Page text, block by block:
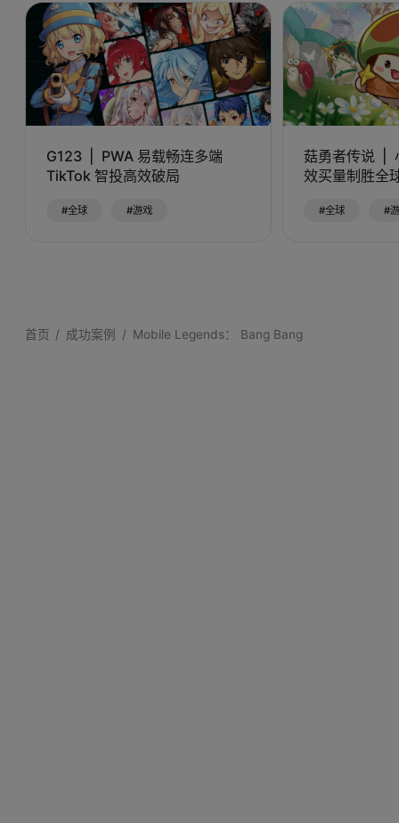
G123
PWA 易载畅连多端
TikTok 智投高效破局
#全球 #游戏
菇勇者传说
效买量制胜全
#全球 #
首页 成功案例 Mobile Legends： Bang Bang